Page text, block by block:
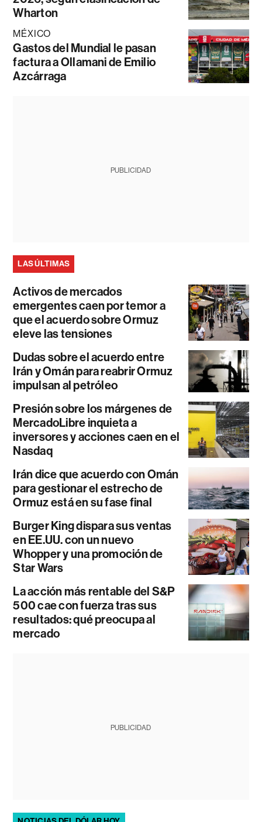
Wharton
MÉXICO
Gastos del Mundial le pasan
factura a Ollamani de Emilio
Azcárraga
PUBLICIDAD
LAS ÚLTIMAS
Activos de mercados
emergentes caen por temor a
que el acuerdo sobre Ormuz
eleve las tensiones
Dudas sobre el acuerdo entre
Irán y Omán para reabrir Ormuz
impulsan al petróleo
Presión sobre los márgenes de
MercadoLibre inquieta a
inversores y acciones caen en el
Nasdaq
Irán dice que acuerdo con Omán
para gestionar el estrecho de
Ormuz está en su fase final
Burger King dispara sus ventas
en EE.UU. con un nuevo
Whopper y una promoción de
Star Wars
La acción más rentable del S&P
500 cae con fuerza tras sus
resultados: qué preocupa al
mercado
PUBLICIDAD